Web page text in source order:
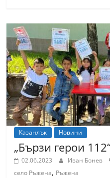
Казанлък Новини
„Бързи герои
02.06.2023 Иван Бонев
село Ръжена, Ръжена